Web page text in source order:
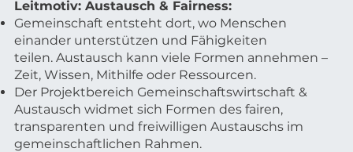
Leitmotiv: Austausch & Fairness:
Gemeinschaft entsteht dort, wo Menschen
einander unterstützen und Fähigkeiten
teilen. Austausch kann viele Formen annehmen –
Zeit, Wissen, Mithilfe oder Ressourcen.
Der Projektbereich Gemeinschaftswirtschaft &
Austausch widmet sich Formen des fairen,
transparenten und freiwilligen Austauschs im
gemeinschaftlichen Rahmen.